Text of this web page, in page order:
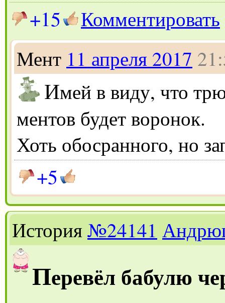
+15 Комментировать
Мент 11 апреля 2017
Имей в виду, что
ментов будет воронок.
Хоть обосранного, но
+5
История№24141
Перевёл бабулю